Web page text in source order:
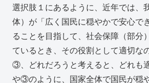
選択肢１にあるように、近年では、
体）が「広く国民に穏やかで安心で
ることを目指して、社会保障（部分
ているとき、その役割として適切な
③、どれだろうと考えると、どれも
や③のように、国家全体で国民が穏